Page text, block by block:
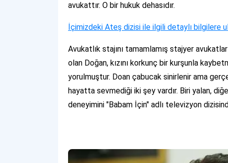
avukattır. O bir hukuk dehasıdır.
İçimizdeki Ateş dizisi ile ilgili detaylı bilgilere
Avukatlık stajını tamamlamış stajyer
olan Doğan, kızını korkunç bir kurşunla
yorulmuştur. Doan çabucak sinirlenir ama
hayatta sevmediği iki şey vardır. Biri yalan,
deneyimini "Babam İçin" adlı televizyon